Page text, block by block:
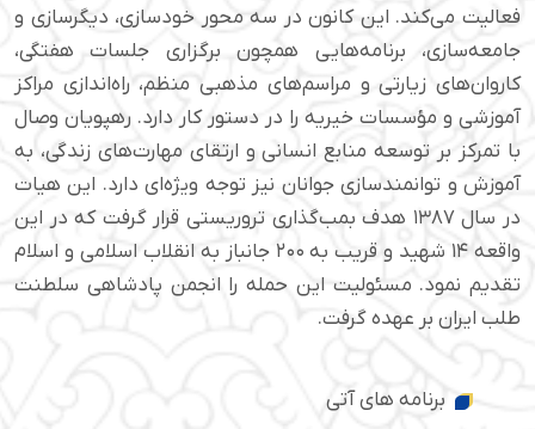
فعالیت می‌کند. این کانون در سه محور خودسازی، دیگرسازی و
جامعه‌سازی، برنامه‌هایی همچون برگزاری جلسات هفتگی،
کاروان‌های زیارتی و مراسم‌های مذهبی منظم، راه‌اندازی مراکز
آموزشی و مؤسسات خیریه را در دستور کار دارد. رهپویان وصال
با تمرکز بر توسعه منابع انسانی و ارتقای مهارت‌های زندگی، به
آموزش و توانمندسازی جوانان نیز توجه ویژه‌ای دارد. این هیات
در سال ۱۳۸۷ هدف بمب‌گذاری تروریستی قرار گرفت که در این
واقعه ۱۴ شهید و قریب به ۲۰۰ جانباز به انقلاب اسلامی و اسلام
تقدیم نمود. مسئولیت این حمله را انجمن پادشاهی سلطنت
طلب ایران بر عهده گرفت.
برنامه های آتی